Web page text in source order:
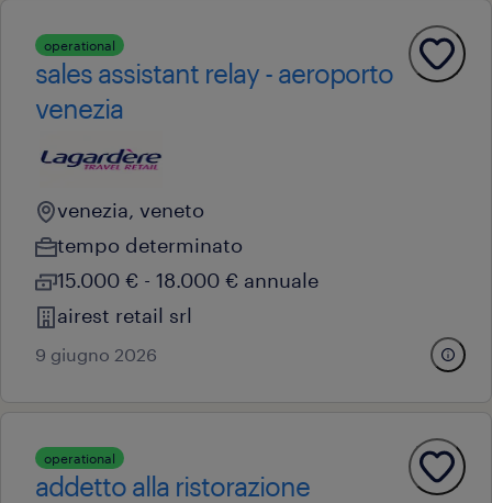
operational
sales assistant relay - aeroporto
venezia
venezia, veneto
tempo determinato
15.000 € - 18.000 € annuale
airest retail srl
9 giugno 2026
operational
addetto alla ristorazione